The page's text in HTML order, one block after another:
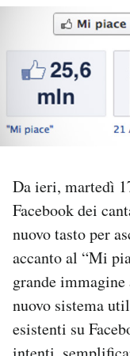
Sport
PODCAST
I MIEI PREFERITI
SHOP
CALENDARIO
Da ieri, martedì
Facebook dei
nuovo tasto per
accanto al “Mi
grande
nuovo sistema
esistenti su